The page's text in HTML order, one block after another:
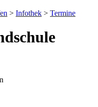
> Infothek > Termine